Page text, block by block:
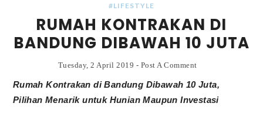
#LIFESTYLE
RUMAH KONTRAKAN DI
BANDUNG DIBAWAH 10 JUTA
Tuesday, 2 April 2019 - Post A Comment
Rumah Kontrakan di Bandung Dibawah 10 Juta,
Pilihan Menarik untuk Hunian Maupun Investasi